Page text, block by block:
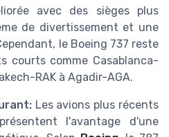
avec des sièges plus
de divertissement et une
le Boeing 737 reste
courts comme Casablanca-
RAK à Agadir-AGA.
Les avions plus récents
l'avantage d'une